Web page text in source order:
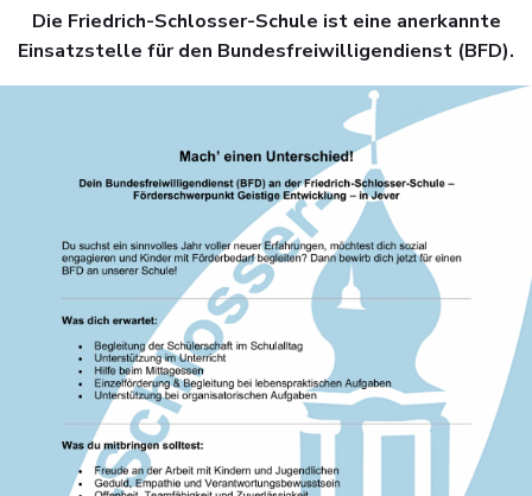
Die Friedrich-Schlosser-Schule ist eine anerkannte
Einsatzstelle für den Bundesfreiwilligendienst (BFD).